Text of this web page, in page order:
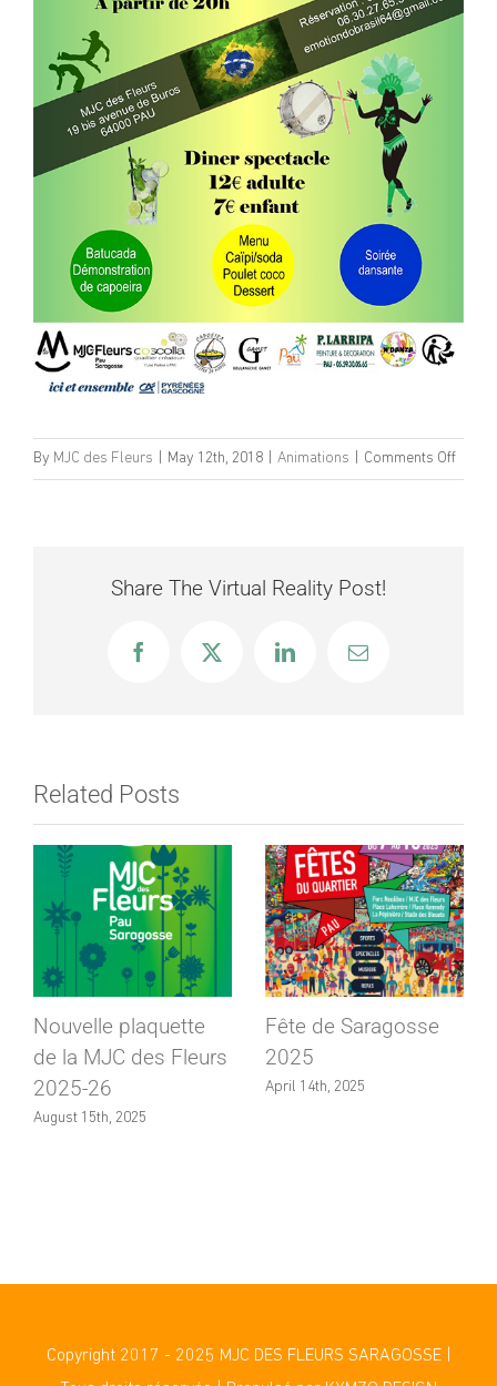
By MJC des Fleurs May 12th, 2018 Animations Comments Offon
Share The Virtual Reality Post!
FacebookX LinkedInEmail
Related Posts
Nouvelle plaquette
de la MJC des Fleurs
2025-26
August 15th, 2025
Fête de Saragosse
2025
April 14th, 2025
Copyright 2017 - 2025 MJC DES FLEURS SARAGOSSE |